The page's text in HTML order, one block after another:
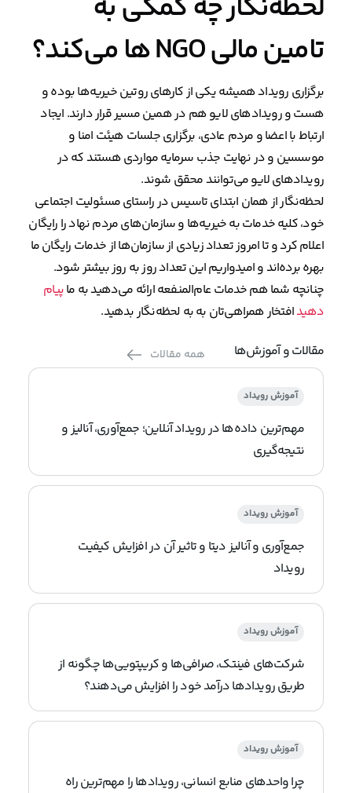
تامین مالی NGO ها می‌کند؟
برگزاری رویداد همیشه یکی از کارهای روتین خیریه‌ها بوده و
هست و رویدادهای لایو هم در همین مسیر قرار دارند. ایجاد
ارتباط با اعضا و مردم عادی، برگزاری جلسات هیئت امنا و
موسسین و در نهایت جذب سرمایه مواردی هستند که در
رویدادهای لایو می‌توانند محقق شوند.
لحظه‌نگار از همان ابتدای تاسیس در راستای مسئولیت اجتماعی
خود، کلیه خدمات به خیریه‌ها و سازمان‌های مردم نهاد را رایگان
اعلام کرد و تا امروز تعداد زیادی از سازمان‌ها از خدمات رایگان ما
بهره برده‌اند و امیدواریم این تعداد روز به روز بیشتر شود.
چنانچه شما هم خدمات عام‌المنفعه ارائه می‌دهید به ماپیام
دهیدافتخار همراهی‌تان به به لحظه‌نگار بدهید.
مقالات و آموزش‌ها
همه مقالات
آموزش رویداد
مهم‌ترین داده‌ها در رویداد آنلاین؛ جمع‌آوری، آنالیز و
نتیجه‌گیری
آموزش رویداد
جمع‌آوری و آنالیز دیتا و تاثیر آن در افزایش کیفیت
رویداد
آموزش رویداد
شرکت‌های فینتک، صرافی‌ها و کریپتویی‌ها چگونه از
طریق رویدادها درآمد خود را افزایش می‌دهند؟
آموزش رویداد
چرا واحدهای منابع انسانی، رویدادها را مهم‌ترین راه